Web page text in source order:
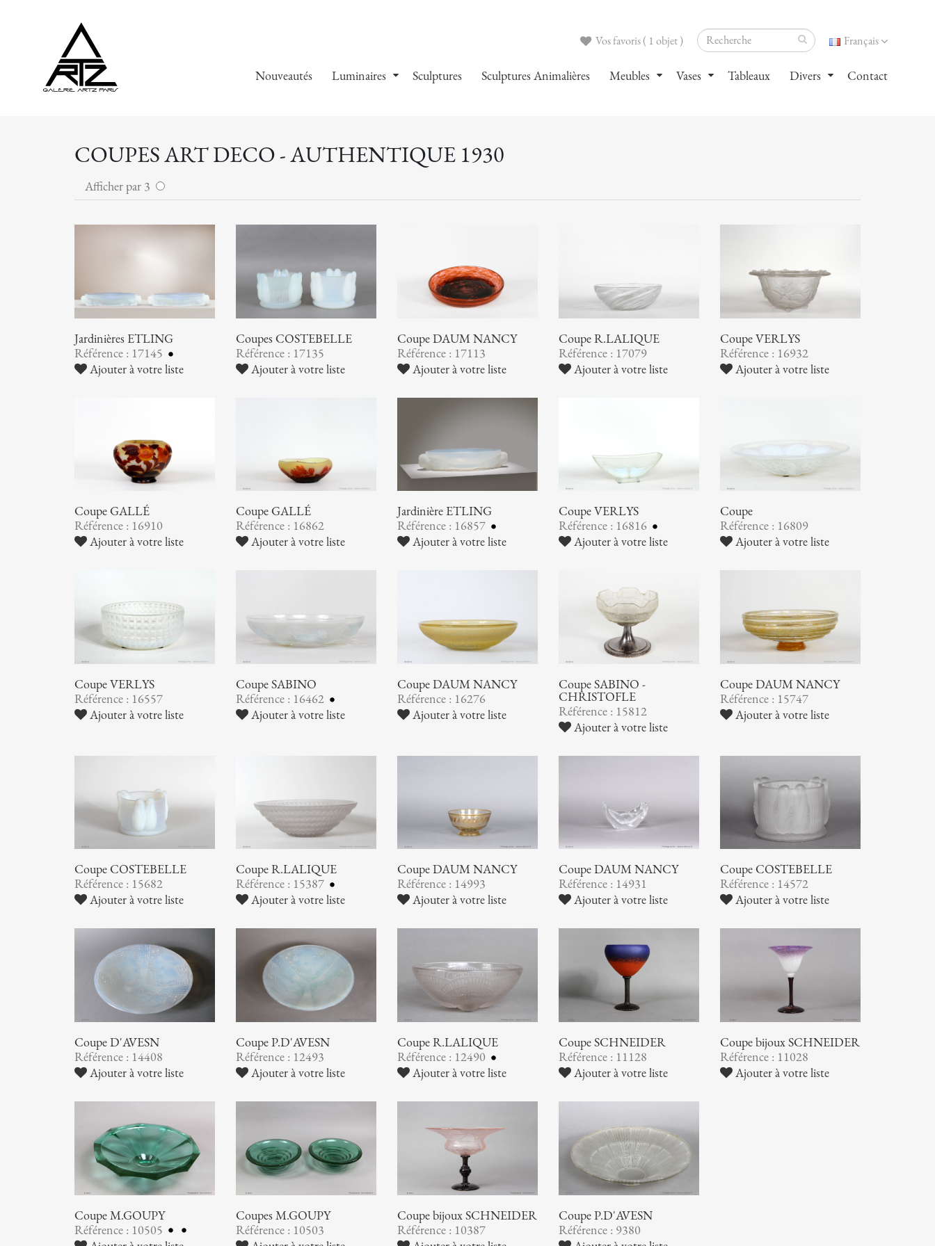
Français
Vos favoris ( 1 objet )
Nouveautés Luminaires Sculptures Sculptures Animalières Meubles Vases Tableaux Divers Contact
COUPES ART DECO - AUTHENTIQUE 1930
Afficher par 3
Jardinières ETLING
Référence : 17145
Ajouter à votre liste
Coupes COSTEBELLE
Référence : 17135
Ajouter à votre liste
Coupe DAUM NANCY
Référence : 17113
Ajouter à votre liste
Coupe R.LALIQUE
Référence : 17079
Ajouter à votre liste
Coupe VERLYS
Référence : 16932
Ajouter à votre liste
Coupe GALLÉ
Référence : 16910
Ajouter à votre liste
Coupe GALLÉ
Référence : 16862
Ajouter à votre liste
Jardinière ETLING
Référence : 16857
Ajouter à votre liste
Coupe VERLYS
Référence : 16816
Ajouter à votre liste
Coupe
Référence : 16809
Ajouter à votre liste
Coupe VERLYS
Référence : 16557
Ajouter à votre liste
Coupe SABINO
Référence : 16462
Ajouter à votre liste
Coupe DAUM NANCY
Référence : 16276
Ajouter à votre liste
Coupe SABINO -
CHRISTOFLE
Référence : 15812
Ajouter à votre liste
Coupe DAUM NANCY
Référence : 15747
Ajouter à votre liste
Coupe COSTEBELLE
Référence : 15682
Ajouter à votre liste
Coupe R.LALIQUE
Référence : 15387
Ajouter à votre liste
Coupe DAUM NANCY
Référence : 14993
Ajouter à votre liste
Coupe DAUM NANCY
Référence : 14931
Ajouter à votre liste
Coupe COSTEBELLE
Référence : 14572
Ajouter à votre liste
Coupe D'AVESN
Référence : 14408
Ajouter à votre liste
Coupe P.D'AVESN
Référence : 12493
Ajouter à votre liste
Coupe R.LALIQUE
Référence : 12490
Ajouter à votre liste
Coupe SCHNEIDER
Référence : 11128
Ajouter à votre liste
Coupe bijoux SCHNEIDER
Référence : 11028
Ajouter à votre liste
Coupe M.GOUPY
Référence : 10505
Coupes M.GOUPY
Référence : 10503
Coupe bijoux SCHNEIDER
Référence : 10387
Coupe P.D'AVESN
Référence : 9380